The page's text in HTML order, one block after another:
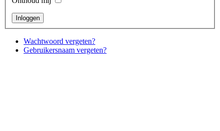
Wachtwoord vergeten?
Gebruikersnaam vergeten?